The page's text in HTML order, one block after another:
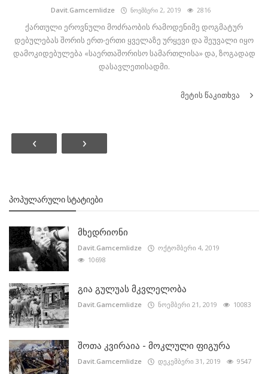
Davit.Gamcemlidze ნოემბერი 2, 2019 2816
ქართული ეროვნული მოძრაობის რამოდენიმე დოგმატურ
დებულებას შორის ერთ-ერთი ყველაზე ურყევი და შეუვალი იყო
დამოკიდებულება «საერთაშორისო სამართლისა» და, ზოგადად
დასავლეთისადმი.
მეტის წაკითხვა
‹ ›
ᲞᲝᲞᲣᲚᲐᲠᲣᲚᲘ ᲡᲢᲐᲢᲘᲔᲑᲘ
მხედრიონი
Davit.Gamcemlidze
ოქტომბერი 4, 2019
10698
გია გულუას მკვლელობა
Davit.Gamcemlidze ნოემბერი 21, 2019 10083
შოთა კვირაია - მოკლული ფიგურა
Davit.Gamcemlidze დეკემბერი 31, 2019 9547